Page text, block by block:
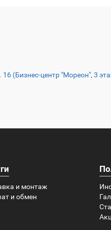
(Бизнес-центр "Мореон", 3
и монтаж
и обмен